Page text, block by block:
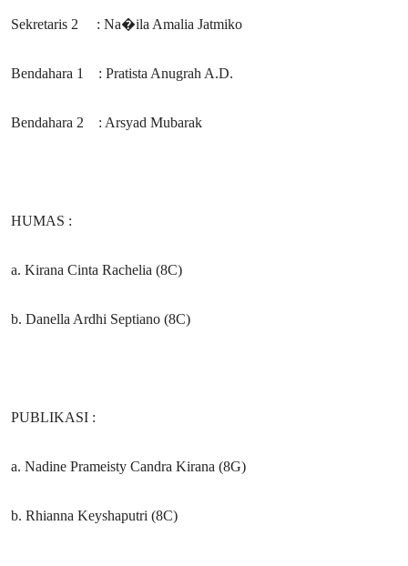
Sekretaris 2 : Na�ila Amalia Jatmiko
Bendahara 1 : Pratista Anugrah A.D.
Bendahara 2 : Arsyad Mubarak
HUMAS :
a. Kirana Cinta Rachelia (8C)
b. Danella Ardhi Septiano (8C)
PUBLIKASI :
a. Nadine Prameisty Candra Kirana (8G)
b. Rhianna Keyshaputri (8C)